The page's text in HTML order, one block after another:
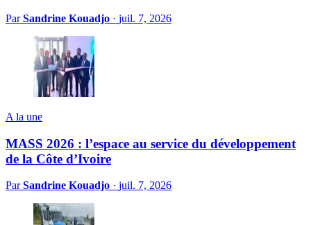
ParSandrine Kouadjo · juil. 7, 2026
A la une
MASS 2026 : l’espace au service du développement
de la Côte d’Ivoire
ParSandrine Kouadjo · juil. 7, 2026